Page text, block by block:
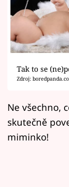
Horoskopy
Sledujte
Filmový
Pořady
Mámy sobě
Přihlášení
Tak to se
Zdroj:
Ne všechno,
skutečně
miminko!